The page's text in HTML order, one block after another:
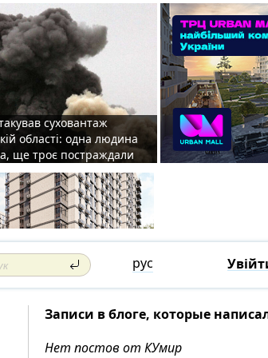
суховантаж
області: одна людина
ще троє постраждали
рус
Записи в блоге, которые
Нет постов от КУмир